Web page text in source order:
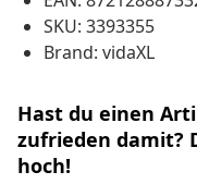
SKU: 3393355
Brand: vidaXL
Hast du einen
zufrieden damit?
hoch!